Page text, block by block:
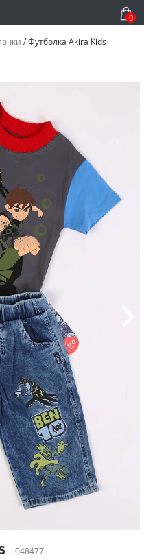
0
/Футболка Akira Kids
048477